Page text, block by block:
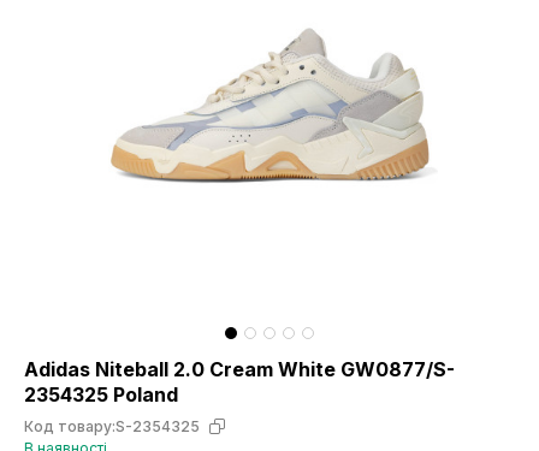
Adidas Niteball 2.0 Cream White GW0877/S-
2354325 Poland
Код товару:S-2354325